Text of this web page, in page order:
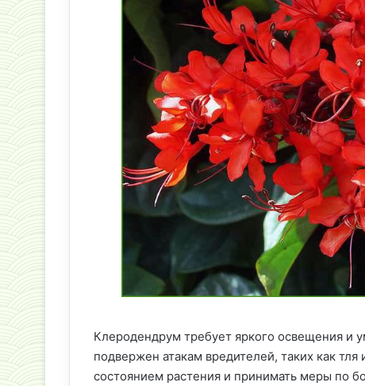
Клеродендрум требует яркого освещения и
подвержен атакам вредителей, таких как
состоянием растения и принимать меры по